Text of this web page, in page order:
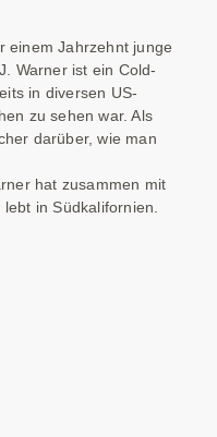
einem Jahrzehnt junge
Warner ist ein Cold-
in diversen US-
zu sehen war. Als
darüber, wie man
hat zusammen mit
in Südkalifornien.